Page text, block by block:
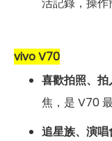
活記錄，操作
vivo V70
喜歡拍照、
焦，是 V70
追星族、演